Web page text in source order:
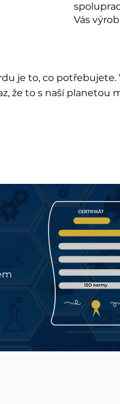
Vás
je to, co potřebujete.
že to s naší planetou